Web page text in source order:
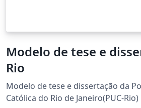
Modelo de tese e
Rio
Modelo de tese e dissertação da
Católica do Rio de Janeiro(PUC-Rio)